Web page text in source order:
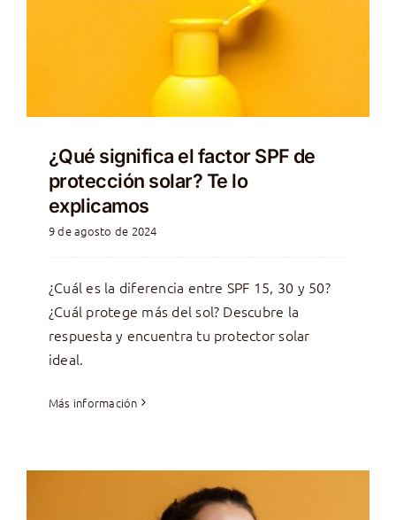
¿Qué significa el factor SPF de
protección solar? Te lo
explicamos
9 de agosto de 2024
¿Cuál es la diferencia entre SPF 15, 30 y 50?
¿Cuál protege más del sol? Descubre la
respuesta y encuentra tu protector solar
ideal.
Más información